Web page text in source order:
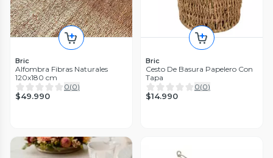
Bric
Alfombra Fibras Naturales
120x180 cm
0(0)
$49.990
Bric
Cesto De Basura Papelero Con
Tapa
0(0)
$14.990